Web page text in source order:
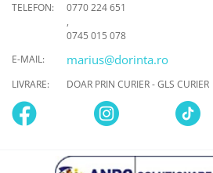
TELEFON:
0770 224 651
,
0745 015 078
E-MAIL:
marius@dorinta.ro
LIVRARE: DOAR PRIN CURIER - GLS CURIER